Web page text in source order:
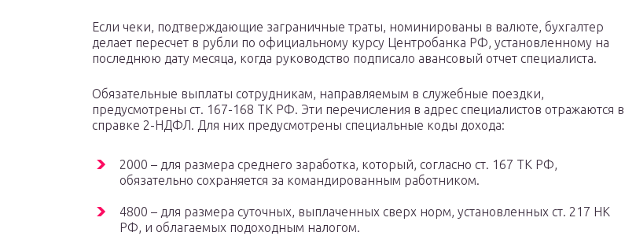
Если чеки, подтверждающие заграничные траты, номинированы в валюте, бухгалтер
делает пересчет в рубли по официальному курсу Центробанка РФ, установленному на
последнюю дату месяца, когда руководство подписало авансовый отчет специалиста.
Обязательные выплаты сотрудникам, направляемым в служебные поездки,
предусмотрены ст. 167-168 ТК РФ. Эти перечисления в адрес специалистов отражаются в
справке 2-НДФЛ. Для них предусмотрены специальные коды дохода:
2000 – для размера среднего заработка, который, согласно ст. 167 ТК РФ,
обязательно сохраняется за командированным работником.
4800 – для размера суточных, выплаченных сверх норм, установленных ст. 217 НК
РФ, и облагаемых подоходным налогом.